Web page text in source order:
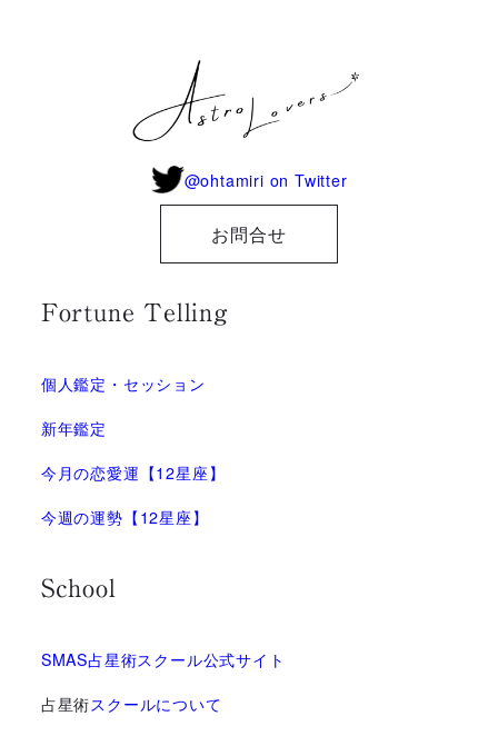
@ohtamiri on Twitter
お問合せ
Fortune Telling
個人鑑定・セッション
新年鑑定
今月の恋愛運【12星座】
今週の運勢【12星座】
School
SMAS占星術スクール公式サイト
占星術スクールについて